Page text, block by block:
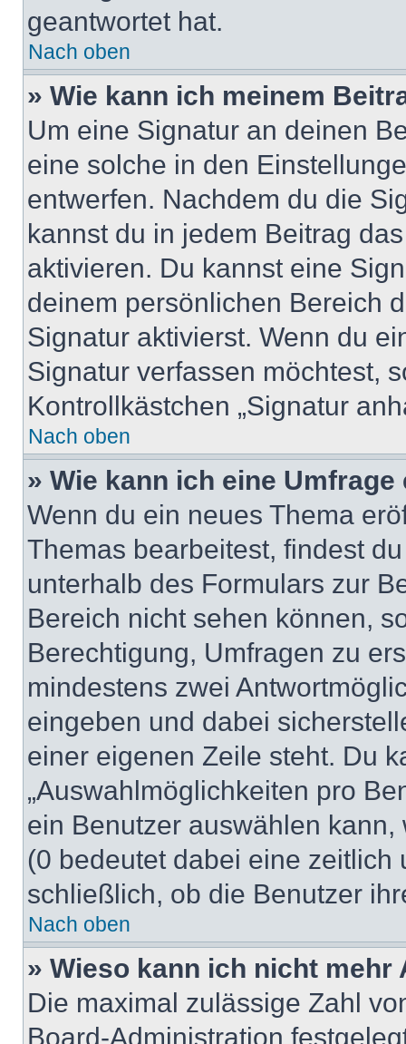
geantwortet hat.
Nach oben
» Wie kann ich meinem
Um eine Signatur an deinen
eine solche in den
entwerfen. Nachdem du die
kannst du in jedem Beitrag
aktivieren. Du kannst eine
deinem persönlichen Bereich
Signatur aktivierst. Wenn du
Signatur verfassen möchtest,
Kontrollkästchen „Signatur
Nach oben
» Wie kann ich eine
Wenn du ein neues Thema
Themas bearbeitest, findest
unterhalb des Formulars zur
Bereich nicht sehen können,
Berechtigung, Umfragen zu
mindestens zwei
eingeben und dabei
einer eigenen Zeile steht. Du
„Auswahlmöglichkeiten pro
ein Benutzer auswählen
(0 bedeutet dabei eine
schließlich, ob die Benutzer
Nach oben
» Wieso kann ich nicht
Die maximal zulässige Zahl
Board-Administration